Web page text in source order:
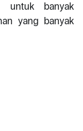
untuk banyak
yang banyak